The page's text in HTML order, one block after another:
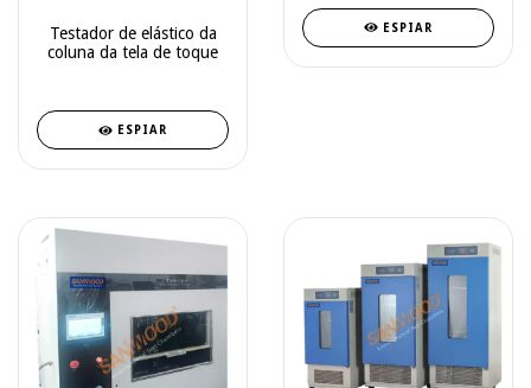
Testador de elástico da
coluna da tela de toque
ESPIAR
ESPIAR